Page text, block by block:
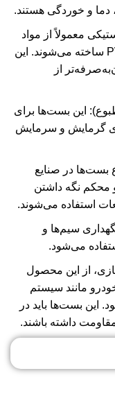
دما و خوردگی هستند.
معمولاً از مواد
مقاومی مانند: پلی‌پروپیلن، نایلون یا PVC ساخته می‌شوند. این
از
این بست‌ها برای
گرمایش و سرمایش
در صنایع
محکم نگه داشتن
استفاده می‌شوند.
سیم‌ها و
می‌شود.
از این محصول
مانند سیستم
این بست‌ها باید در
داشته باشند.